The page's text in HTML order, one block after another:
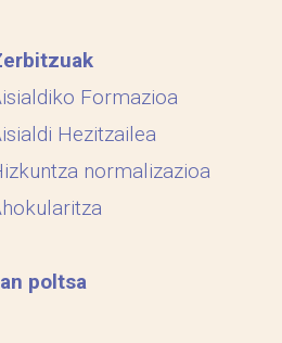
Formazioa
Hezitzailea
normalizazioa
poltsa